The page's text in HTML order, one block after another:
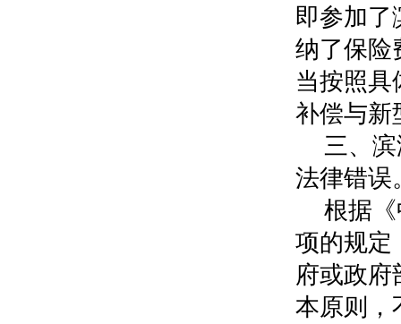
即参加了
纳了保险
当按照具
补偿与新
三、
法律错误
根据
项的规定
府或政府
本原则，